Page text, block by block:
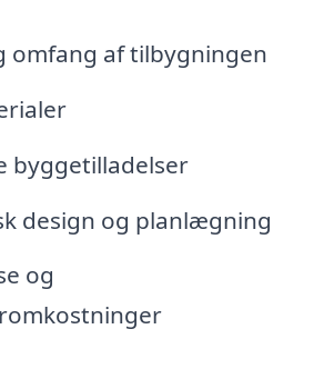
omfang af tilbygningen
byggetilladelser
design og planlægning
og